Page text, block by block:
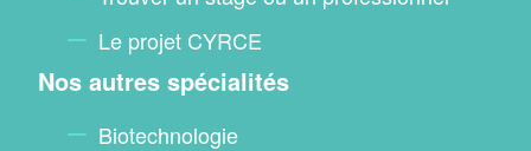
Le projet CYRCE
Nos autres spécialités
Biotechnologie